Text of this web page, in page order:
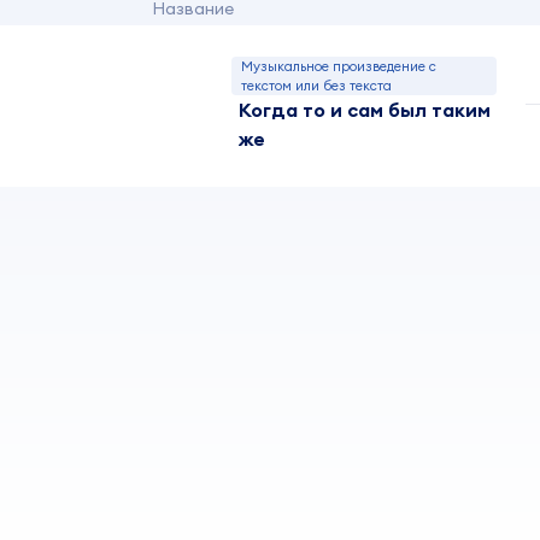
Название
Музыкальное произведение с
текстом или без текста
Когда то и сам был таким
же